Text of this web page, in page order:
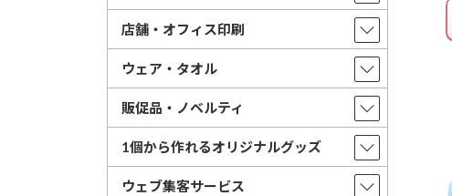
店舗・オフィス印刷
ウェア・タオル
販促品・ノベルティ
1個から作れるオリジナルグッズ
ウェブ集客サービス